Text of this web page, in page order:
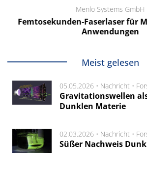
Menlo Systems GmbH
Femtosekunden-Faserlaser für
Anwendungen
Meist gelesen
05.05.2026 • Nachricht •
Gravitationswellen
Dunklen Materie
02.03.2026 • Nachricht •
Süßer Nachweis